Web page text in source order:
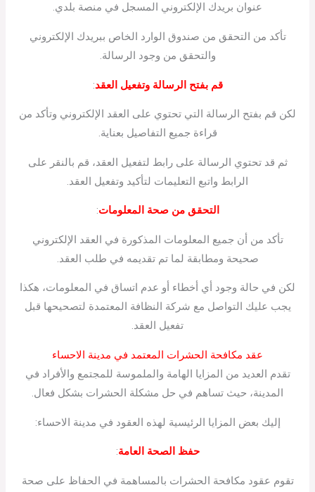
عنوان بريدك الإلكتروني المسجل في منصة بلدي.
تأكد من التحقق من صندوق الوارد الخاص ببريدك الإلكتروني
والتحقق من وجود الرسالة.
قم بفتح الرسالة وتفعيل العقد:
لكن قم بفتح الرسالة التي تحتوي على العقد الإلكتروني وتأكد من
قراءة جميع التفاصيل بعناية.
ثم قد تحتوي الرسالة على رابط لتفعيل العقد، قم بالنقر على
الرابط واتبع التعليمات لتأكيد وتفعيل العقد.
التحقق من صحة المعلومات:
تأكد من أن جميع المعلومات المذكورة في العقد الإلكتروني
صحيحة ومطابقة لما تم تقديمه في طلب العقد.
لكن في حالة وجود أي أخطاء أو عدم اتساق في المعلومات، هكذا
يجب عليك التواصل مع شركة النظافة المعتمدة لتصحيحها قبل
تفعيل العقد.
عقد مكافحة الحشرات المعتمد في مدينة الاحساء
تقدم العديد من المزايا الهامة والملموسة للمجتمع والأفراد في
المدينة، حيث تساهم في حل مشكلة الحشرات بشكل فعال.
إليك بعض المزايا الرئيسية لهذه العقود في مدينة الاحساء:
حفظ الصحة العامة:
تقوم عقود مكافحة الحشرات بالمساهمة في الحفاظ على صحة